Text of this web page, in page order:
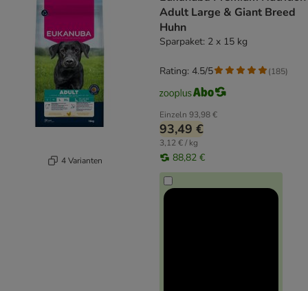
4 Varianten
Adult Large & Giant Breed
Huhn
Sparpaket: 2 x 15 kg
Einzeln 93,98 €
93,49 €
3,12 € / kg
88,82 €
Rating: 4.5/5 (185)